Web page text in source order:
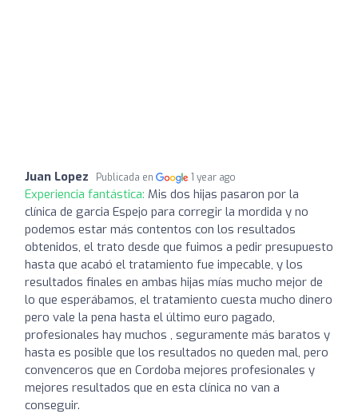
Juan Lopez Publicada en 1 year ago
Experiencia fantástica: Mis dos hijas pasaron por la
clínica de garcia Espejo para corregir la mordida y no
podemos estar más contentos con los resultados
obtenidos, el trato desde que fuimos a pedir presupuesto
hasta que acabó el tratamiento fue impecable, y los
resultados finales en ambas hijas mías mucho mejor de
lo que esperábamos, el tratamiento cuesta mucho dinero
pero vale la pena hasta el último euro pagado,
profesionales hay muchos , seguramente más baratos y
hasta es posible que los resultados no queden mal, pero
convenceros que en Cordoba mejores profesionales y
mejores resultados que en esta clínica no van a
conseguir.